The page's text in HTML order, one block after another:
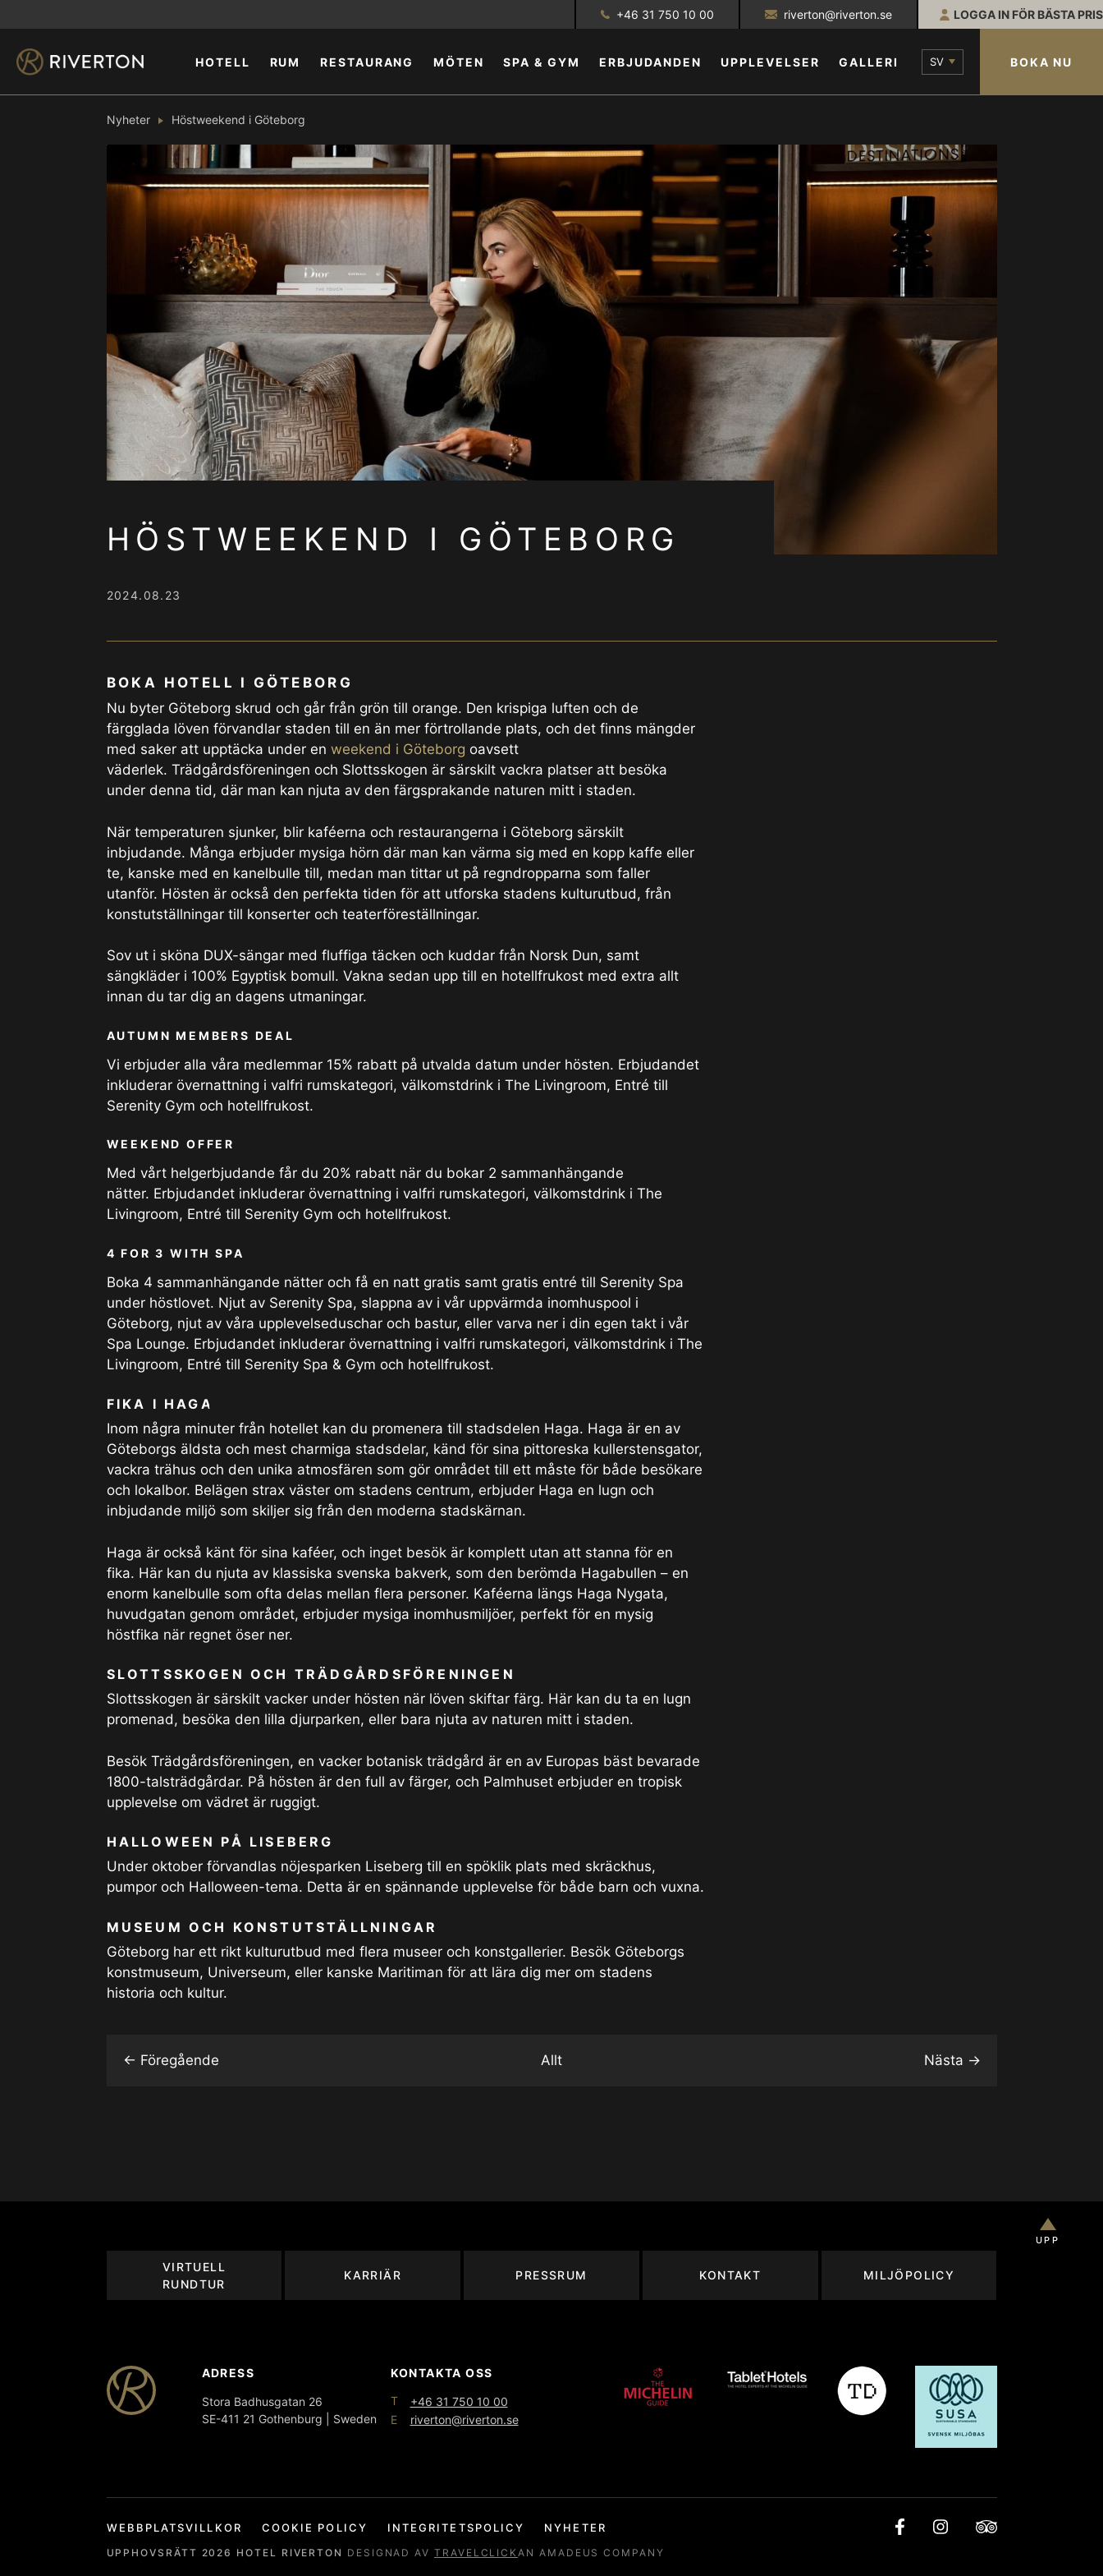
+46 31 750 10 00 riverton@riverton.se LOGGA IN FÖR BÄSTA PRIS
HOTELL RUM RESTAURANG MÖTEN SPA & GYM ERBJUDANDEN UPPLEVELSER GALLERI SV BOKA NU
Nyheter Höstweekend i Göteborg
HÖSTWEEKEND I GÖTEBORG
2024.08.23
BOKA HOTELL I GÖTEBORG
Nu byter Göteborg skrud och går från grön till orange. Den krispiga luften och de
färgglada löven förvandlar staden till en än mer förtrollande plats, och det finns mängder
med saker att upptäcka under en weekend i Göteborg oavsett
väderlek. Trädgårdsföreningen och Slottsskogen är särskilt vackra platser att besöka
under denna tid, där man kan njuta av den färgsprakande naturen mitt i staden.
När temperaturen sjunker, blir kaféerna och restaurangerna i Göteborg särskilt
inbjudande. Många erbjuder mysiga hörn där man kan värma sig med en kopp kaffe eller
te, kanske med en kanelbulle till, medan man tittar ut på regndropparna som faller
utanför. Hösten är också den perfekta tiden för att utforska stadens kulturutbud, från
konstutställningar till konserter och teaterföreställningar.
Sov ut i sköna DUX-sängar med fluffiga täcken och kuddar från Norsk Dun, samt
sängkläder i 100% Egyptisk bomull. Vakna sedan upp till en hotellfrukost med extra allt
innan du tar dig an dagens utmaningar.
AUTUMN MEMBERS DEAL
Vi erbjuder alla våra medlemmar 15% rabatt på utvalda datum under hösten. Erbjudandet
inkluderar övernattning i valfri rumskategori, välkomstdrink i The Livingroom, Entré till
Serenity Gym och hotellfrukost.
WEEKEND OFFER
Med vårt helgerbjudande får du 20% rabatt när du bokar 2 sammanhängande
nätter. Erbjudandet inkluderar övernattning i valfri rumskategori, välkomstdrink i The
Livingroom, Entré till Serenity Gym och hotellfrukost.
4 FOR 3 WITH SPA
Boka 4 sammanhängande nätter och få en natt gratis samt gratis entré till Serenity Spa
under höstlovet. Njut av Serenity Spa, slappna av i vår uppvärmda inomhuspool i
Göteborg, njut av våra upplevelseduschar och bastur, eller varva ner i din egen takt i vår
Spa Lounge. Erbjudandet inkluderar övernattning i valfri rumskategori, välkomstdrink i The
Livingroom, Entré till Serenity Spa & Gym och hotellfrukost.
FIKA I HAGA
Inom några minuter från hotellet kan du promenera till stadsdelen Haga. Haga är en av
Göteborgs äldsta och mest charmiga stadsdelar, känd för sina pittoreska kullerstensgator,
vackra trähus och den unika atmosfären som gör området till ett måste för både besökare
och lokalbor. Belägen strax väster om stadens centrum, erbjuder Haga en lugn och
inbjudande miljö som skiljer sig från den moderna stadskärnan.
Haga är också känt för sina kaféer, och inget besök är komplett utan att stanna för en
fika. Här kan du njuta av klassiska svenska bakverk, som den berömda Hagabullen – en
enorm kanelbulle som ofta delas mellan flera personer. Kaféerna längs Haga Nygata,
huvudgatan genom området, erbjuder mysiga inomhusmiljöer, perfekt för en mysig
höstfika när regnet öser ner.
SLOTTSSKOGEN OCH TRÄDGÅRDSFÖRENINGEN
Slottsskogen är särskilt vacker under hösten när löven skiftar färg. Här kan du ta en lugn
promenad, besöka den lilla djurparken, eller bara njuta av naturen mitt i staden.
Besök Trädgårdsföreningen, en vacker botanisk trädgård är en av Europas bäst bevarade
1800-talsträdgårdar. På hösten är den full av färger, och Palmhuset erbjuder en tropisk
upplevelse om vädret är ruggigt.
HALLOWEEN PÅ LISEBERG
Under oktober förvandlas nöjesparken Liseberg till en spöklik plats med skräckhus,
pumpor och Halloween-tema. Detta är en spännande upplevelse för både barn och vuxna.
MUSEUM OCH KONSTUTSTÄLLNINGAR
Göteborg har ett rikt kulturutbud med flera museer och konstgallerier. Besök Göteborgs
konstmuseum, Universeum, eller kanske Maritiman för att lära dig mer om stadens
historia och kultur.
← Föregående Nästa →
Allt
UPP
VIRTUELL
RUNDTUR
KARRIÄR PRESSRUM KONTAKT MILJÖPOLICY
ADRESS
Stora Badhusgatan 26
SE-411 21 Gothenburg | Sweden
KONTAKTA OSS
T
+46 31 750 10 00
E
riverton@riverton.se
WEBBPLATSVILLKOR COOKIE POLICY INTEGRITETSPOLICY NYHETER
UPPHOVSRÄTT 2026 HOTEL RIVERTON DESIGNAD AVTRAVELCLICK AN AMADEUS COMPANY